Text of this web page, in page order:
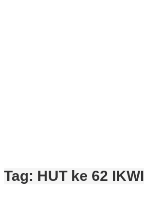
Tag: HUT ke 62 IKWI